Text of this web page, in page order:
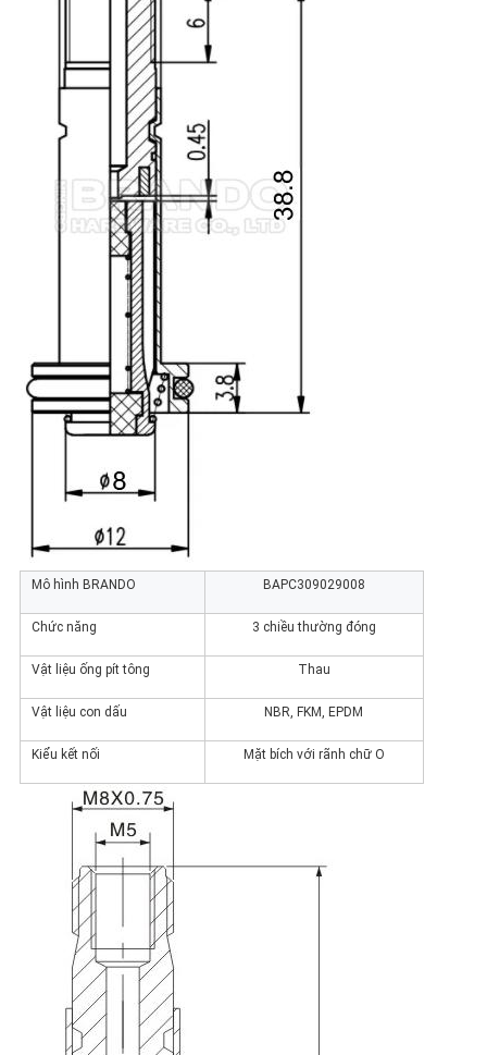
Mô hình BRANDO BAPC309029008
Chức năng 3 chiều thường đóng
Vật liệu ống pít tông Thau
Vật liệu con dấu NBR, FKM, EPDM
Kiểu kết nối Mặt bích với rãnh chữ O